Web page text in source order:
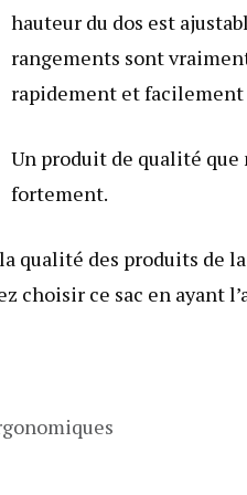
hauteur du dos est
rangements sont
rapidement et facilement
Un produit de qualité
fortement.
qualité des produits de
choisir ce sac en ayant